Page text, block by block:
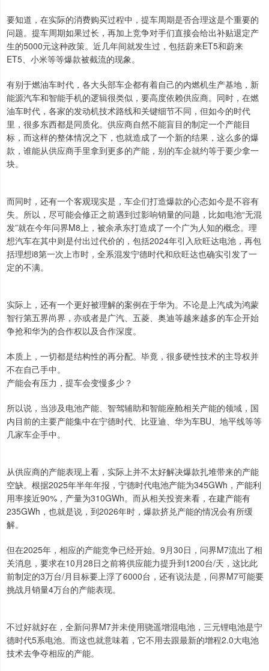
要知道，在实际的消费购买过程中，提车周期是否合理这是个重要的
问题。提车周期如果过长，再加上竞争对手们直接会给出补贴退定产
生的5000元这种政策。近几年间就发生过，包括蔚来ET5和蔚来
ET5、小米等等爆款被截流的现象。
有别于燃油车时代，各大头部车企都有着自己的内燃机生产基地，新
能源汽车和智能手机的逻辑很类似，要高度依赖供应商。同时，在燃
油车时代，各家的发动机技术路线和关键细节不同，但如今的时代
里，很多东西都是同质化。供应商自然不能盲目的制定一个产能目
标，而这样的整体情况之下，也就造成了一个新的结果，这么多的爆
款，谁能从供应商手里拿到更多的产能，别的车企就约等于要少拿一
块。
而同时，还有一个客观现实是，车企们打造爆款的心态如今是不容有
失。所以，尽可能会修正之前遇到过影响销量的问题，比如电池“无混
发”就在今年问界M8上，被余承东打造成了一个广为人知的概念。理
想汽车在其中则是付出过代价的，包括2024年引入欣旺达电池，再包
括理想i8第一次上市时，全系混发宁德时代和欣旺达也确实引发了一
定的不满。
实际上，还有一个更好被理解的案例在于华为。不论是上汽成为鸿蒙
智行第五界尚界，亦或者是广汽、五菱、奥迪等越来越多的车企开始
争抢和华为的合作权以及合作深度。
本质上，一切都是结构性的再分配。毕竟，很多硬性技术的主导权并
不在自己手中。
产能会有压力，提车会变慢多少？
所以说，当涉及电池产能、智驾辅助和智能座舱相关产能的领域，国
内目前的主要产能集中在宁德时代、比亚迪、华为车BU、地平线等等
几家车企手中。
从供应商的产能表现上看，实际上并不太好解决爆款扎堆带来的产能
空缺。根据2025年半年年报，宁德时代电池产能为345GWh，产能利
用率接近90%，产量为310GWh。而从相关投资来看，在建产能有
235GWh，也就是说，到2026年时，爆款挤兑产能的情况会有所缓
解。
但在2025年，相应的产能竞争已经开始。9月30日，问界M7流出了相
关消息，要求在10月28日之前将供应能力提升到1200台/天，这比此
前制定的3万台/月目标要上浮了6000台，还有说法是，问界M7可能要
挑战月销量4万台的产能表现。
不过好就好在，全新问界M7并未使用骁遥增混电池，三元锂电池是宁
德时代5系电池。而这也就意味着，它不用去跟最新的增程2.0大电池
技术去争夺相应的产能。